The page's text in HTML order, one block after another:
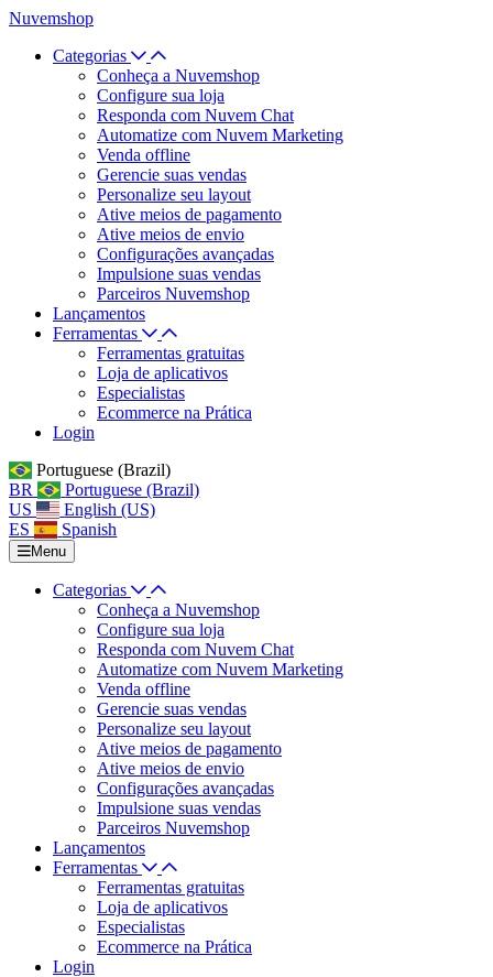
Nuvemshop
Categorias
Conheça a Nuvemshop
Configure sua loja
Responda com Nuvem Chat
Automatize com Nuvem Marketing
Venda offline
Gerencie suas vendas
Personalize seu layout
Ative meios de pagamento
Ative meios de envio
Configurações avançadas
Impulsione suas vendas
Parceiros Nuvemshop
Lançamentos
Ferramentas
Ferramentas gratuitas
Loja de aplicativos
Especialistas
Ecommerce na Prática
Login
Portuguese (Brazil)
BR
Portuguese (Brazil)
US
English (US)
ES
Spanish
Menu
Categorias
Conheça a Nuvemshop
Configure sua loja
Responda com Nuvem Chat
Automatize com Nuvem Marketing
Venda offline
Gerencie suas vendas
Personalize seu layout
Ative meios de pagamento
Ative meios de envio
Configurações avançadas
Impulsione suas vendas
Parceiros Nuvemshop
Lançamentos
Ferramentas
Ferramentas gratuitas
Loja de aplicativos
Especialistas
Ecommerce na Prática
Login